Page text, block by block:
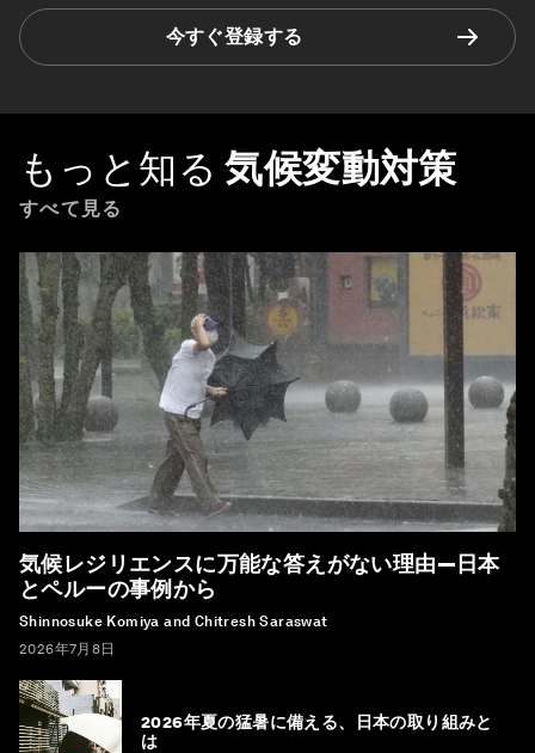
今すぐ登録する
もっと知る 気候変動対策
すべて見る
気候レジリエンスに万能な答えがない理由―日本
とペルーの事例から
Shinnosuke Komiya and Chitresh Saraswat
2026年7月8日
2026年夏の猛暑に備える、日本の取り組みと
は